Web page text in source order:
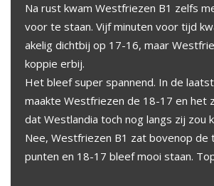
Na rust kwam Westfriezen B1 zelfs
voor te staan. Vijf minuten voor tijd
akelig dichtbij op 17-16, maar
koppie erbij.
Het bleef super spannend. In de
maakte Westfriezen de 18-17 en het
dat Westlandia toch nog langs zij zou
Nee, Westfriezen B1 zat bovenop
punten en 18-17 bleef mooi staan.